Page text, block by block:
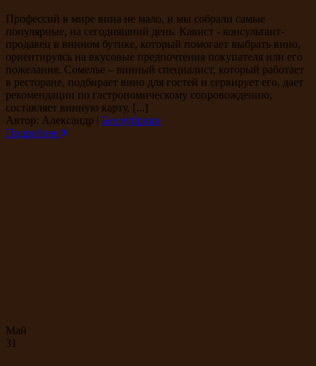
Профессий в мире вина не мало, и мы собрали самые
популярные, на сегодняшний день. Кавист - консультант-
продавец в винном бутике, который помогает выбрать вино,
ориентируясь на вкусовые предпочтения покупателя или его
пожелания. Сомелье – винный специалист, который работает
в ресторане, подбирает вино для гостей и сервирует его, дает
рекомендации по гастрономическому сопровождению,
составляет винную карту, [...]
Автор: Александр | Без рубрики
Подробнее
Май
31